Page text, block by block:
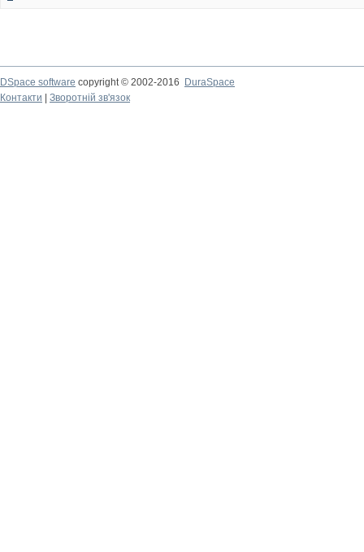
DSpace software copyright © 2002-2016
DuraSpace
Контакти
Зворотній зв'язок